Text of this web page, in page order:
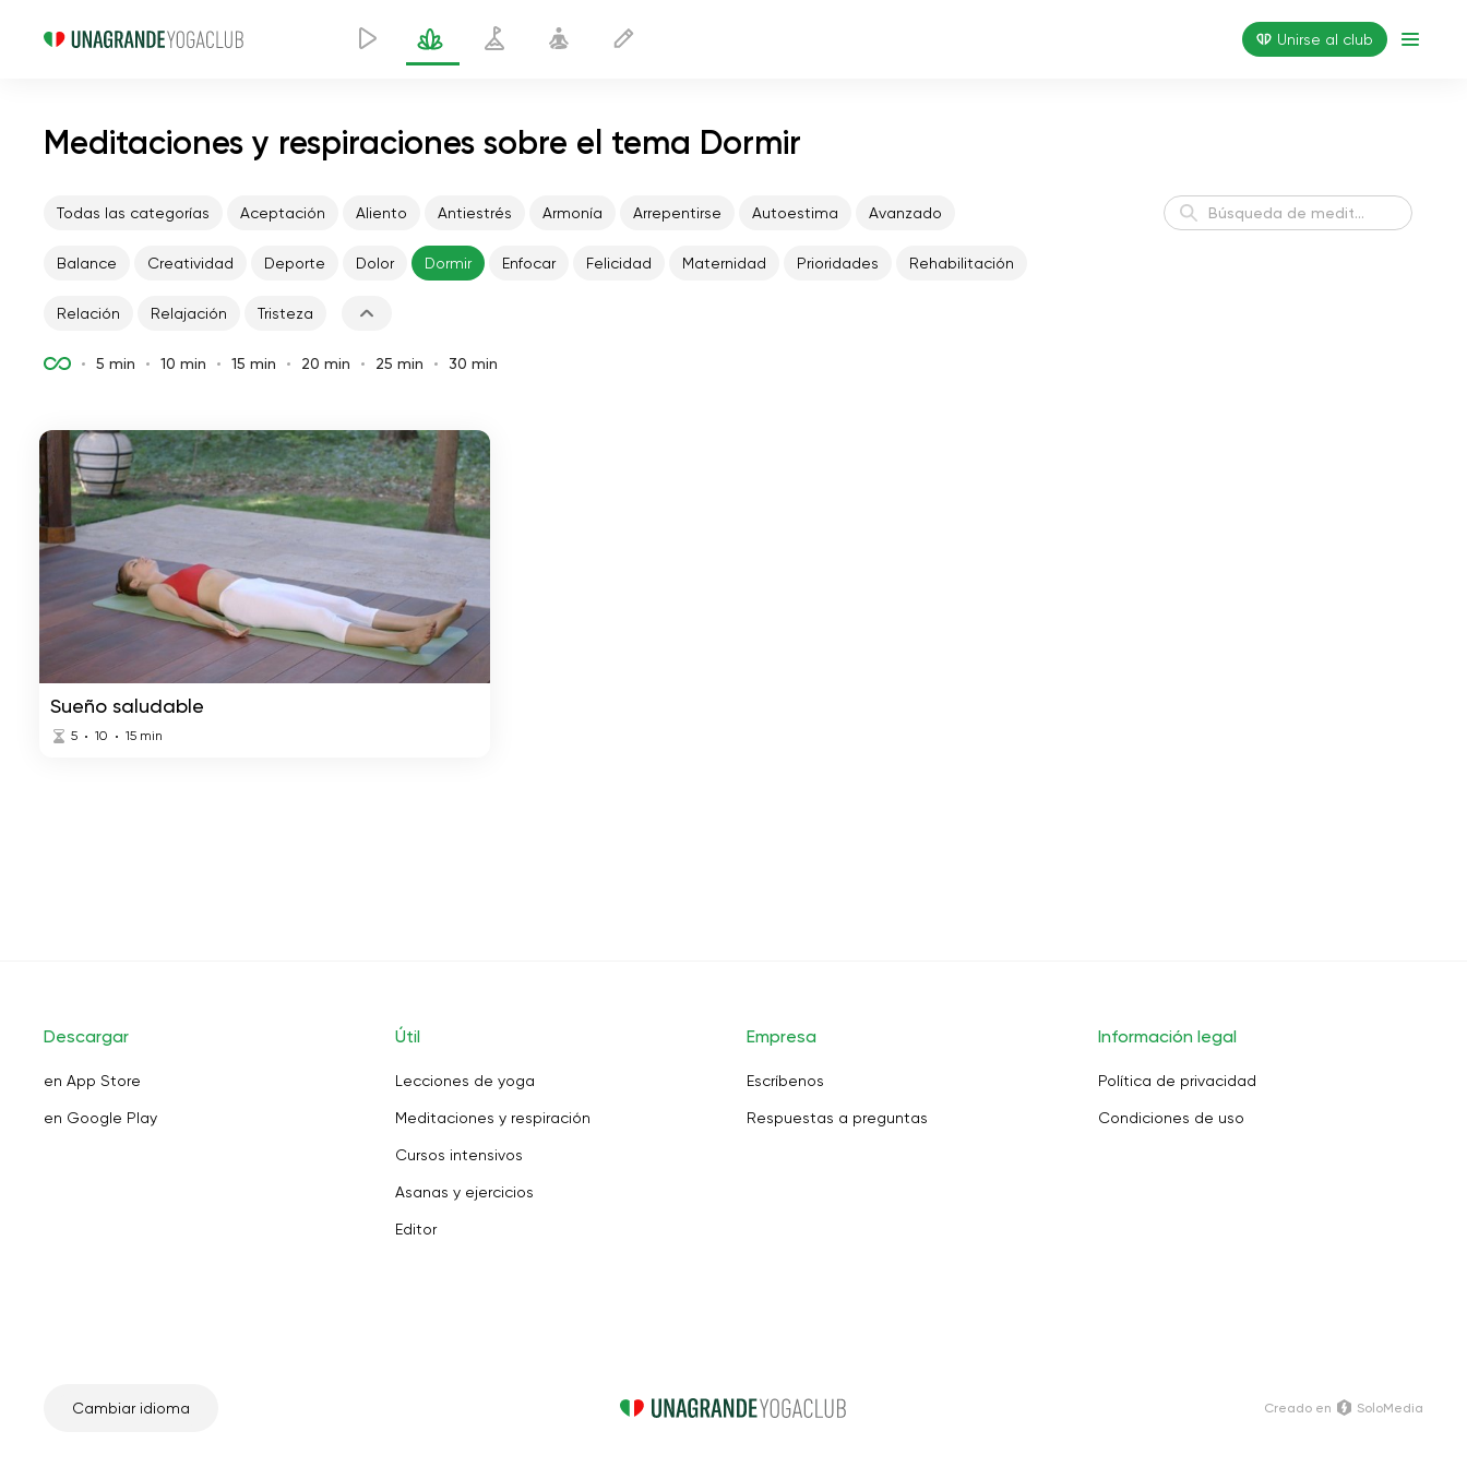
Unirse al club
Meditaciones y respiraciones sobre el tema Dormir
Todas las categorías Aceptación Aliento Antiestrés Armonía Arrepentirse Autoestima Avanzado
Balance Creatividad Deporte Dolor Dormir Enfocar Felicidad Maternidad Prioridades Rehabilitación
Relación Relajación Tristeza
5 min 10 min 15 min 20 min 25 min 30 min
Sueño saludable
5 10 15 min
Descargar
en App Store
en Google Play
Útil
Lecciones de yoga
Meditaciones y respiración
Cursos intensivos
Asanas y ejercicios
Editor
Empresa
Escríbenos
Respuestas a preguntas
Información legal
Política de privacidad
Condiciones de uso
Cambiar idioma Creado en SoloMedia